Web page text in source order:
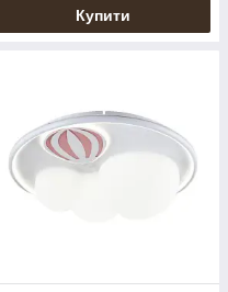
Купити